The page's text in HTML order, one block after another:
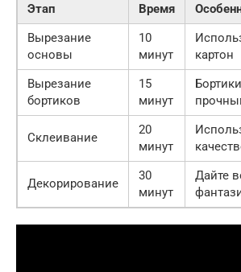
Этап Время
Вырезание
основы
10
минут
картон
Вырезание
бортиков
15
минут
Склеивание
20
минут
Декорирование
30
минут
Дайте